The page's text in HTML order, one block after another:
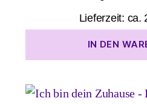
Lieferzeit: ca.
IN DEN